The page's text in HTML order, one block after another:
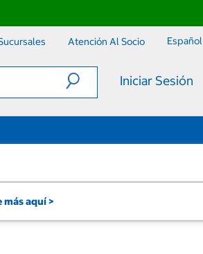
Atención Al Socio Español
Iniciar Sesión
más aquí >